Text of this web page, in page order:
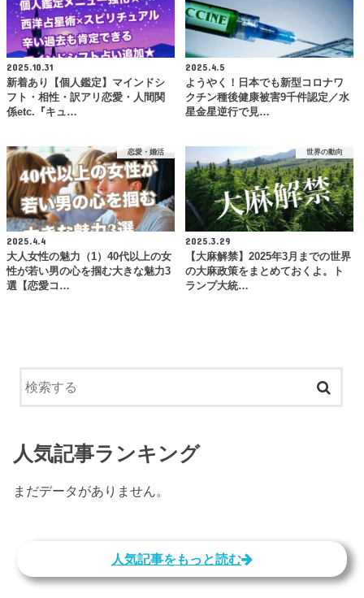
2025.10.31
新着あり【個人鑑定】マインドシ
フト・相性・訳アリ恋愛・人間関
係etc.『キュ…
2025.4.5
ようやく！日本でも新型コロナワ
クチン種後健康被害9千件認定／水
星金星逆行で見…
恋愛・婚活
2025.4.4
大人女性の魅力（1）40代以上の女
性が若い男の心を掴む大きな魅力3
選【恋愛コ…
世界の動向
2025.3.29
【大麻解禁】2025年3月までの世界
の大麻政策をまとめておくよ。ト
ランプ大統…
人気記事ランキング
まだデータがありません。
人気記事をもっと読む